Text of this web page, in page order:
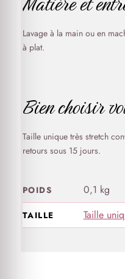
Lavage à la main ou en
à plat.
Bien choisir
Taille unique très stretch
retours sous 15 jours.
POIDS 0,1 kg
TAILLE Taille